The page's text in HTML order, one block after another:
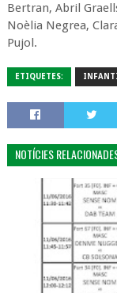
Bertran, Abril
Noèlia Negrea,
Pujol.
ETIQUETES:
NOTÍCIES